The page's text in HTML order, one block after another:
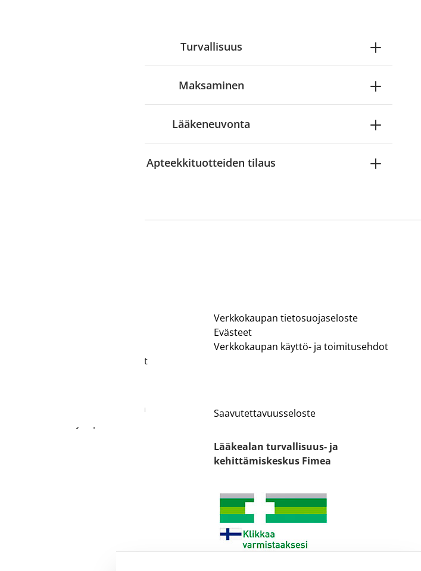
Turvallisuus
Maksaminen
Lääkeneuvonta
Apteekkituotteiden tilaus
Asiantuntijamme vastaavat
Neuvomme sinua apteekin
Verkkokaupan tietosuojaseloste
Evästeet
Verkkokaupan käyttö- ja toimitusehdot
Saavutettavuusseloste
Lääkealan turvallisuus- ja
kehittämiskeskus Fimea